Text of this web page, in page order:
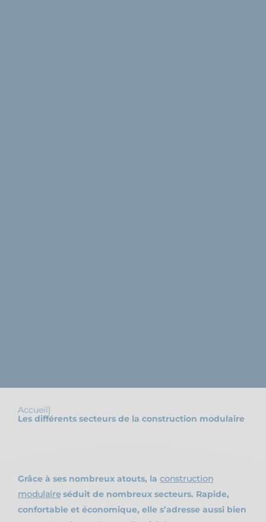
Accueil|
Les différents secteurs de la construction modulaire
Grâce à ses nombreux atouts, la construction
modulaireséduit de nombreux secteurs. Rapide,
confortable et économique, elle s’adresse aussi bien